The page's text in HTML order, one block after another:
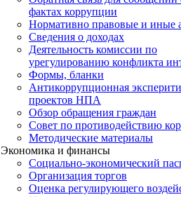
фактах коррупции
Нормативно правовые и иные
Сведения о доходах
Деятельность комиссии по
урегулированию конфликта
Формы, бланки
Антикоррупционная
проектов НПА
Обзор обращения граждан
Совет по противодействию
Методические материалы
Экономика и финансы
Социально-экономический
Организация торгов
Оценка регулирующего